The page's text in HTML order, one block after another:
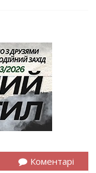
Коментарі